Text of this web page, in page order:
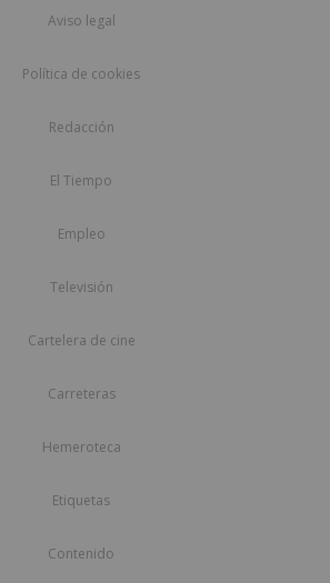
Aviso legal
Política de cookies
Redacción
El Tiempo
Empleo
Televisión
Cartelera de cine
Carreteras
Hemeroteca
Etiquetas
Contenido